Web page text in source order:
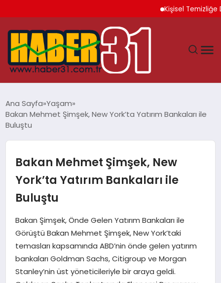
Kişisel Temizliğe
HATAY
GÜNDEM
MAGAZIN
SAĞLIK
TEKNOLOJI
Ana Sayfa Yaşam
Bakan Mehmet Şimşek, New York’ta Yatırım Bankaları ile
Buluştu
Bakan Mehmet Şimşek, New
York’ta Yatırım Bankaları ile
Buluştu
Bakan Şimşek, Önde Gelen Yatırım Bankaları ile
Görüştü Bakan Mehmet Şimşek, New York’taki
temasları kapsamında ABD’nin önde gelen yatırım
bankaları Goldman Sachs, Citigroup ve Morgan
Stanley’nin üst yöneticileriyle bir araya geldi.